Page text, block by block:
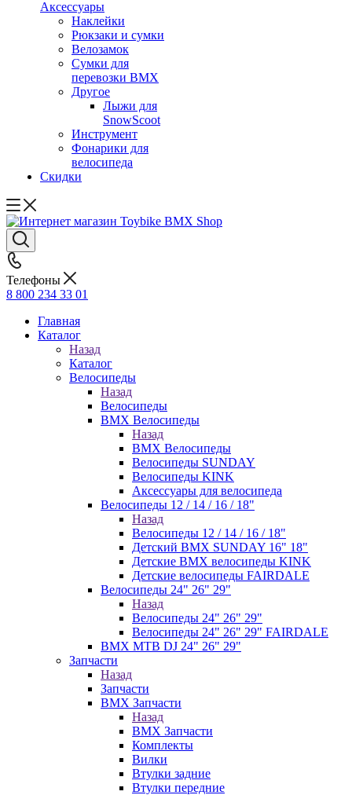
Аксессуары
Наклейки
Рюкзаки и сумки
Велозамок
Сумки для
перевозки BMX
Другое
Лыжи для
SnowScoot
Инструмент
Фонарики для
велосипеда
Скидки
Телефоны
8 800 234 33 01
Главная
Каталог
Назад
Каталог
Велосипеды
Назад
Велосипеды
BMX Велосипеды
Назад
BMX Велосипеды
Велосипеды SUNDAY
Велосипеды KINK
Аксессуары для велосипеда
Велосипеды 12 / 14 / 16 / 18"
Назад
Велосипеды 12 / 14 / 16 / 18"
Детский BMX SUNDAY 16" 18"
Детские BMX велосипеды KINK
Детские велосипеды FAIRDALE
Велосипеды 24" 26" 29"
Назад
Велосипеды 24" 26" 29"
Велосипеды 24" 26" 29" FAIRDALE
BMX MTB DJ 24" 26" 29"
Запчасти
Назад
Запчасти
BMX Запчасти
Назад
BMX Запчасти
Комплекты
Вилки
Втулки задние
Втулки передние